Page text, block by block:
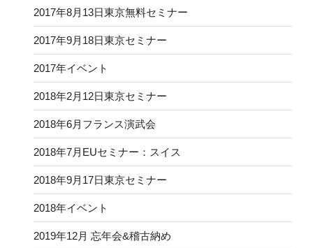
2017年8月13日東京無料セミナー
2017年9月18日東京セミナー
2017年イベント
2018年2月12日東京セミナー
2018年6月フランス演武会
2018年7月EUセミナー：スイス
2018年9月17日東京セミナー
2018年イベント
2019年12月 忘年会&稽古納め